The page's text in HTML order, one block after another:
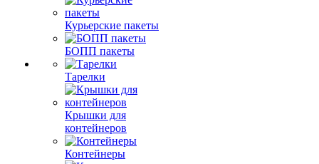
Курьерские пакеты
БОПП пакеты
Тарелки
Крышки для
контейнеров
Контейнеры